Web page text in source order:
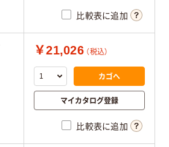
比較表に追加
￥21,026 （税込）
カゴへ
マイカタログ登録
比較表に追加